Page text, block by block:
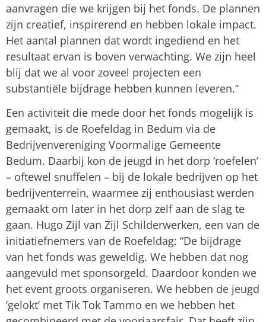
aanvragen die we krijgen bij het fonds. De plannen
zijn creatief, inspirerend en hebben lokale impact.
Het aantal plannen dat wordt ingediend en het
resultaat ervan is boven verwachting. We zijn heel
blij dat we al voor zoveel projecten een
substantiële bijdrage hebben kunnen leveren.”
Een activiteit die mede door het fonds mogelijk is
gemaakt, is de Roefeldag in Bedum via de
Bedrijvenvereniging Voormalige Gemeente
Bedum. Daarbij kon de jeugd in het dorp ‘roefelen’
– oftewel snuffelen – bij de lokale bedrijven op het
bedrijventerrein, waarmee zij enthousiast werden
gemaakt om later in het dorp zelf aan de slag te
gaan. Hugo Zijl van Zijl Schilderwerken, een van de
initiatiefnemers van de Roefeldag: “De bijdrage
van het fonds was geweldig. We hebben dat nog
aangevuld met sponsorgeld. Daardoor konden we
het event groots organiseren. We hebben de jeugd
‘gelokt’ met Tik Tok Tammo en we hebben het